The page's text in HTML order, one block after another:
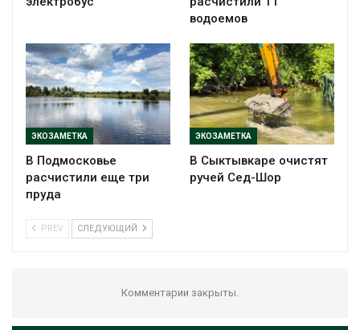
водоемов
ЭКОЗАМЕТКА
В Подмосковье
расчистили еще три
пруда
ЭКОЗАМЕТКА
В Сыктывкаре очистят
ручей Сед-Шор
PREV СЛЕДУЮЩИЙ
Комментарии закрыты.